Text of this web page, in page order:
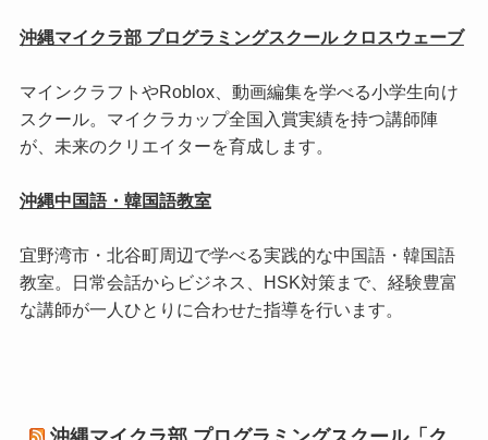
沖縄マイクラ部 プログラミングスクール クロスウェーブ
マインクラフトやRoblox、動画編集を学べる小学生向け
スクール。マイクラカップ全国入賞実績を持つ講師陣
が、未来のクリエイターを育成します。
沖縄中国語・韓国語教室
宜野湾市・北谷町周辺で学べる実践的な中国語・韓国語
教室。日常会話からビジネス、HSK対策まで、経験豊富
な講師が一人ひとりに合わせた指導を行います。